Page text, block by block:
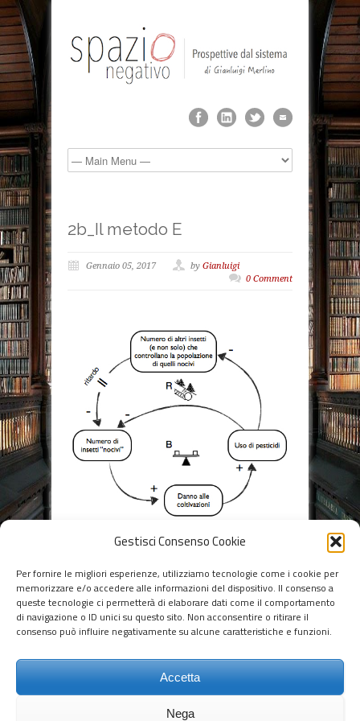
Gestisci Consenso Cookie
Per fornire le migliori esperienze, utilizziamo tecnologie come i cookie per
memorizzare e/o accedere alle informazioni del dispositivo. Il consenso a
queste tecnologie ci permetterà di elaborare dati come il comportamento
di navigazione o ID unici su questo sito. Non acconsentire o ritirare il
consenso può influire negativamente su alcune caratteristiche e funzioni.
Accetta
Nega
2b_Il metodo E
Gennaio 05, 2017 by Gianluigi
0 Comment
Social Share
Leave a Reply
Devi essereconnessoper inviare un
commento.